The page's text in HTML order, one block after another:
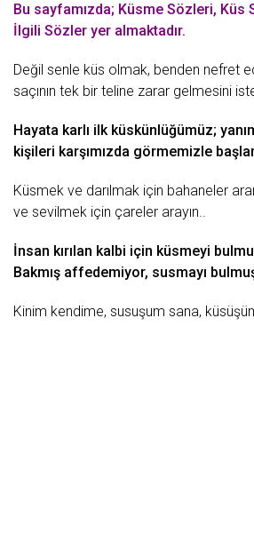
Bu sayfamızda; Küsme Sözleri, Küs
İlgili Sözler yer almaktadır.
Değil senle küs olmak, benden nefret
saçının tek bir teline zarar gelmesini
Hayata karlı ilk küskünlüğümüz;
kişileri karşımızda görmemizle
Küsmek ve darılmak için bahaneler
ve sevilmek için çareler arayın..
İnsan kırılan kalbi için küsmeyi
Bakmış affedemiyor, susmayı
Kinim kendime, susuşum sana,